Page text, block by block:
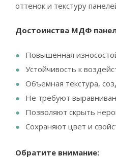
оттенок и текстуру
Достоинства МДФ
Повышенная
Устойчивость к
Объемная текстура,
Не требуют
Позволяют скрыть
Сохраняют цвет и
Обратите внимание: